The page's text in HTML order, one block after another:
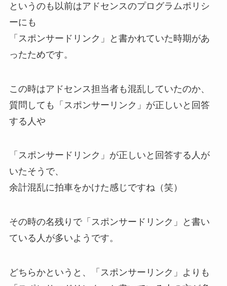
というのも以前はアドセンスのプログラムポリシ
ーにも
「スポンサードリンク」と書かれていた時期があ
ったためです。
この時はアドセンス担当者も混乱していたのか、
質問しても「スポンサーリンク」が正しいと回答
する人や
「スポンサードリンク」が正しいと回答する人が
いたそうで、
余計混乱に拍車をかけた感じですね（笑）
その時の名残りで「スポンサードリンク」と書い
ている人が多いようです。
どちらかというと、「スポンサーリンク」よりも